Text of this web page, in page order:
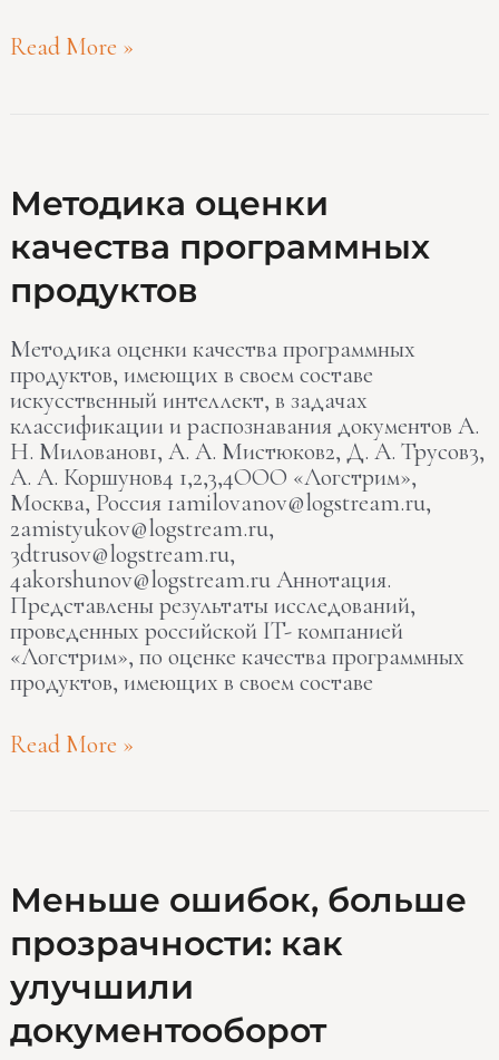
Read More »
Методика оценки
качества программных
продуктов
Методика оценки качества программных
продуктов, имеющих в своем составе
искусственный интеллект, в задачах
классификации и распознавания документов А.
Н. Милованов1, А. А. Мистюков2, Д. А. Трусов3,
А. А. Коршунов4 1,2,3,4ООО «Логстрим»,
Москва, Россия 1amilovanov@logstream.ru,
2amistyukov@logstream.ru,
3dtrusov@logstream.ru,
4akorshunov@logstream.ru Аннотация.
Представлены результаты исследований,
проведенных российской IT- компанией
«Логстрим», по оценке качества программных
продуктов, имеющих в своем составе
Методика
оценки
качества
программных
продуктов
Read More »
Меньше ошибок, больше
прозрачности: как
улучшили
документооборот
Меньше
ошибок,
больше
прозрачности:
как
улучшили
документооборот